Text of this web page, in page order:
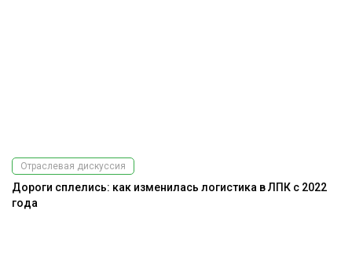
Отраслевая дискуссия
Дороги сплелись: как изменилась логистика в ЛПК с 2022
года